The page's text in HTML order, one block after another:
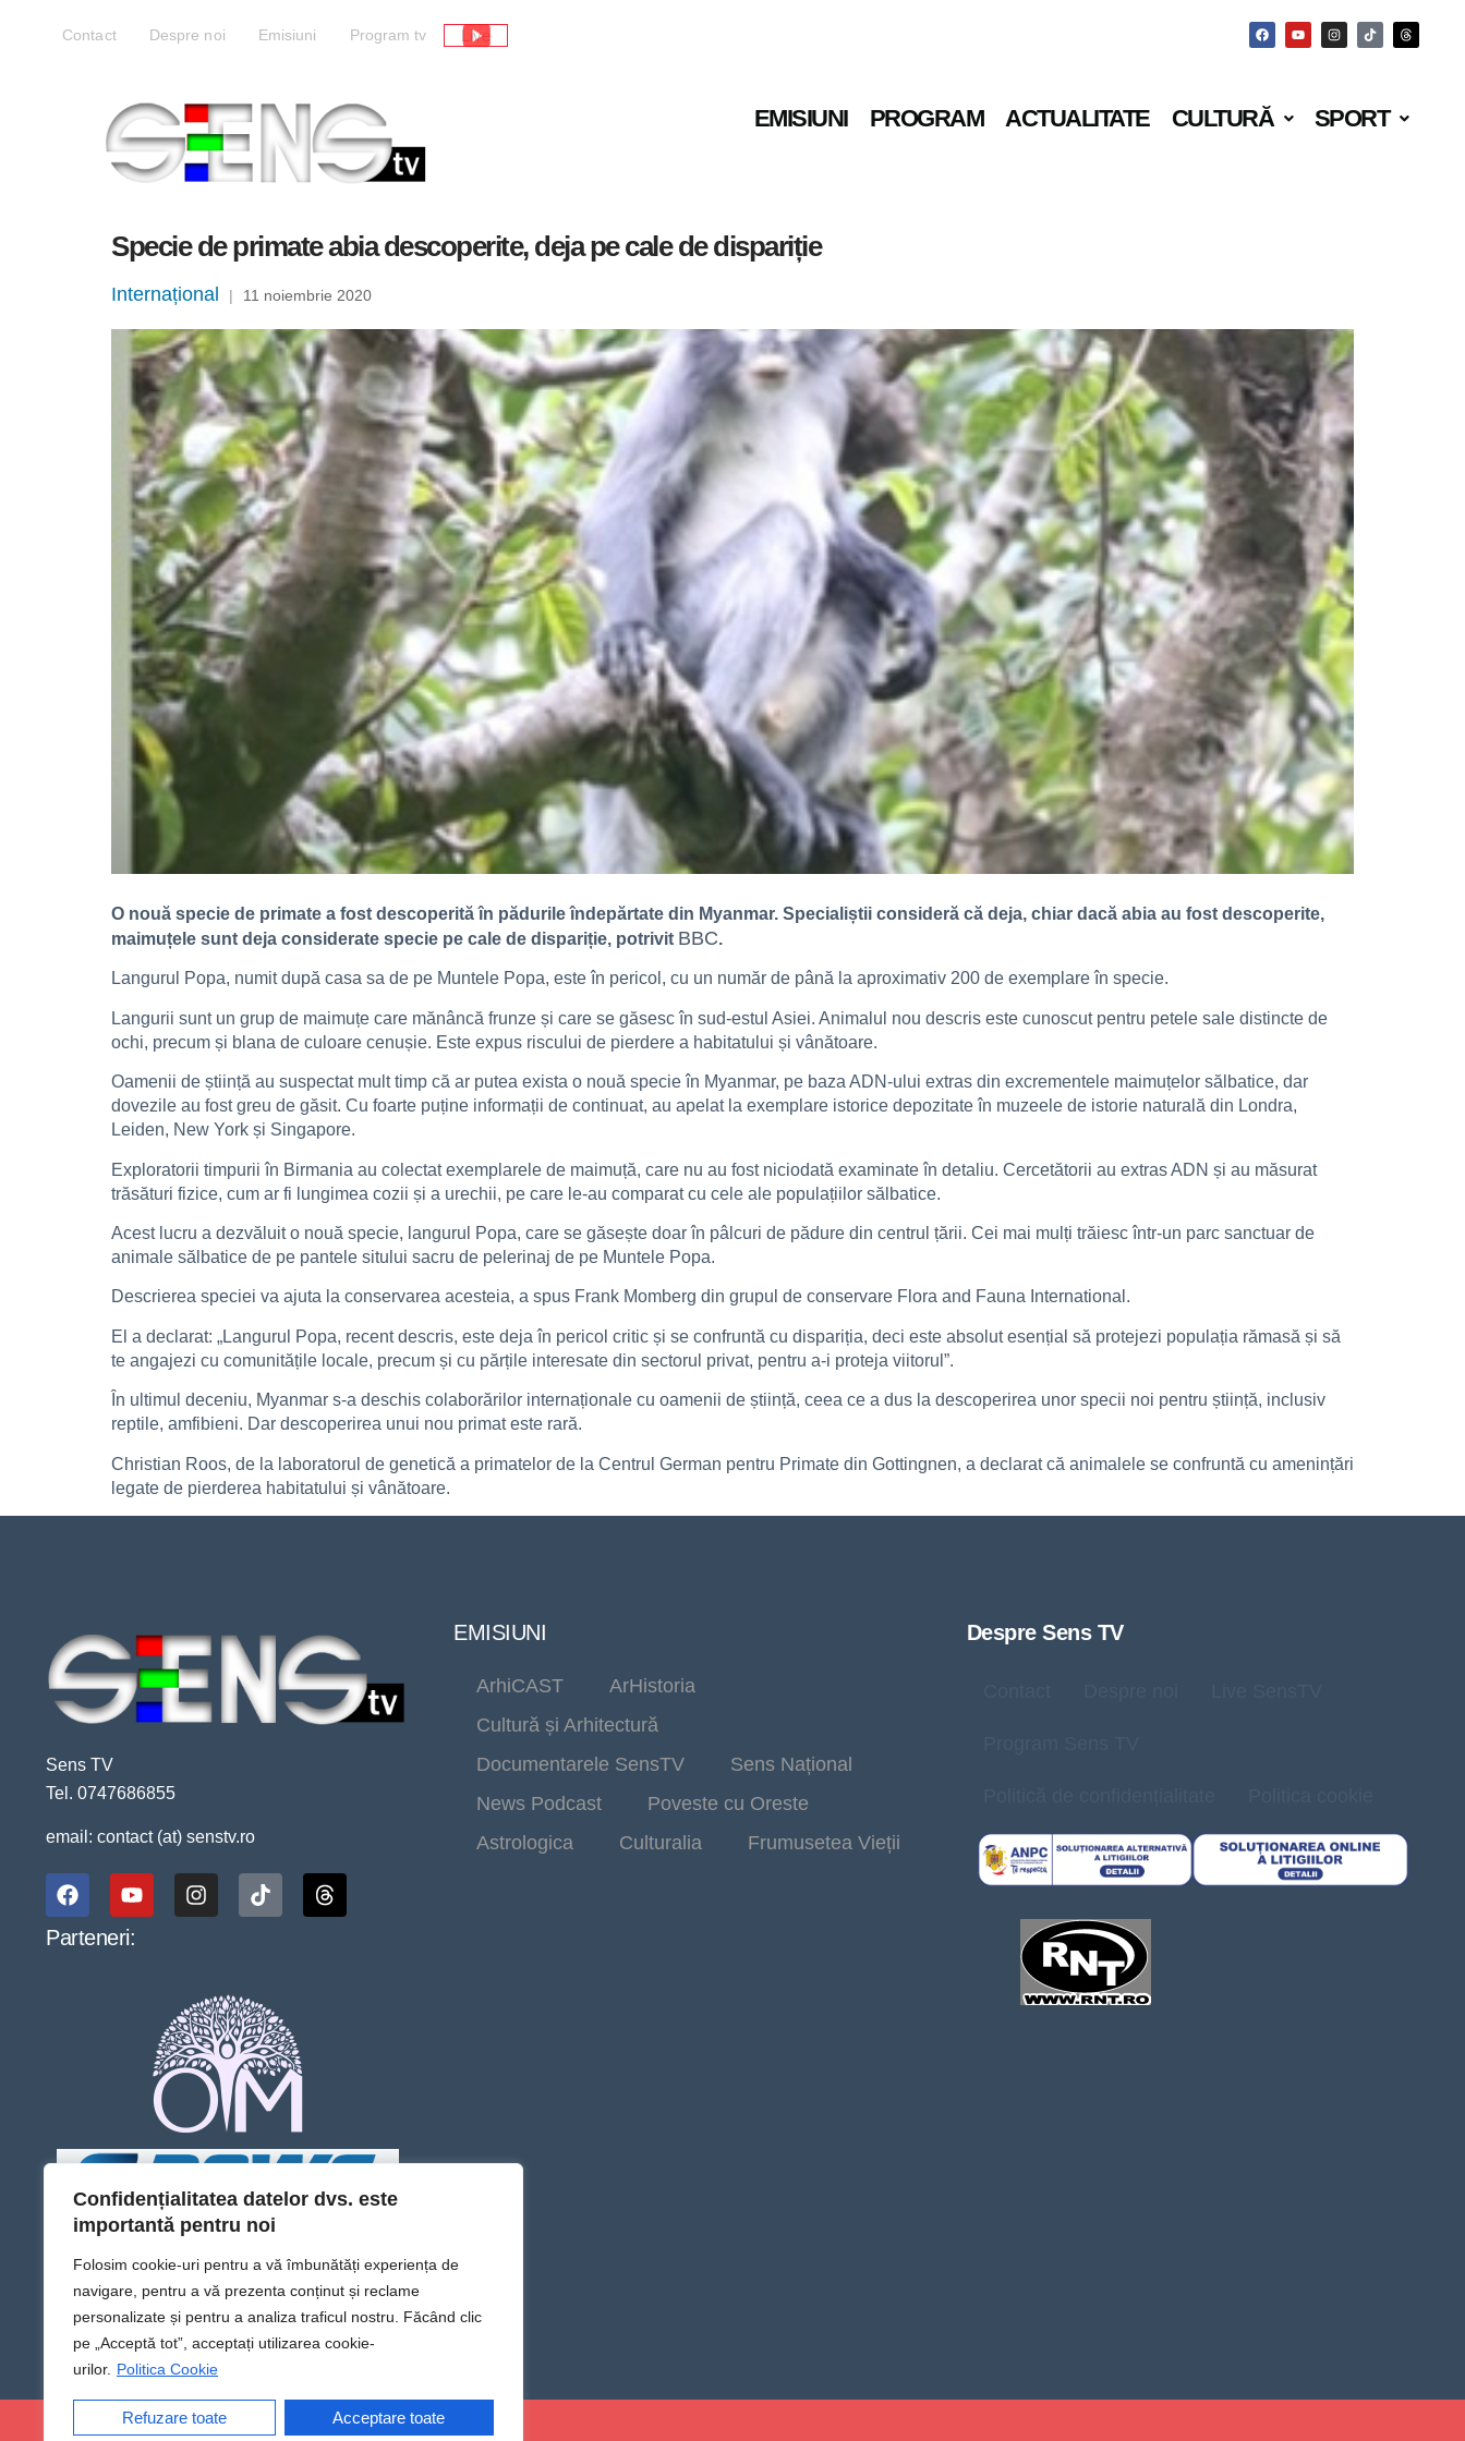
Confidențialitatea datelor dvs. este
importantă pentru noi
Folosim cookie-uri pentru a vă îmbunătăți experiența de
navigare, pentru a vă prezenta conținut și reclame
personalizate și pentru a analiza traficul nostru. Făcând clic
pe „Acceptă tot”, acceptați utilizarea cookie-
urilor. Politica Cookie
Refuzare toate Acceptare toate
Contact Despre noi Emisiuni Program tv Live
EMISIUNI PROGRAM ACTUALITATE CULTURĂ SPORT
Specie de primate abia descoperite, deja pe cale de dispariție
Internațional | 11 noiembrie 2020
O nouă specie de primate a fost descoperită în pădurile îndepărtate din Myanmar. Specialiștii consideră că deja, chiar dacă abia au fost descoperite,
maimuțele sunt deja considerate specie pe cale de dispariție, potrivit BBC.
Langurul Popa, numit după casa sa de pe Muntele Popa, este în pericol, cu un număr de până la aproximativ 200 de exemplare în specie.
Langurii sunt un grup de maimuțe care mănâncă frunze și care se găsesc în sud-estul Asiei. Animalul nou descris este cunoscut pentru petele sale distincte de
ochi, precum și blana de culoare cenușie. Este expus riscului de pierdere a habitatului și vânătoare.
Oamenii de știință au suspectat mult timp că ar putea exista o nouă specie în Myanmar, pe baza ADN-ului extras din excrementele maimuțelor sălbatice, dar
dovezile au fost greu de găsit. Cu foarte puține informații de continuat, au apelat la exemplare istorice depozitate în muzeele de istorie naturală din Londra,
Leiden, New York și Singapore.
Exploratorii timpurii în Birmania au colectat exemplarele de maimuță, care nu au fost niciodată examinate în detaliu. Cercetătorii au extras ADN și au măsurat
trăsături fizice, cum ar fi lungimea cozii și a urechii, pe care le-au comparat cu cele ale populațiilor sălbatice.
Acest lucru a dezvăluit o nouă specie, langurul Popa, care se găsește doar în pâlcuri de pădure din centrul țării. Cei mai mulți trăiesc într-un parc sanctuar de
animale sălbatice de pe pantele sitului sacru de pelerinaj de pe Muntele Popa.
Descrierea speciei va ajuta la conservarea acesteia, a spus Frank Momberg din grupul de conservare Flora and Fauna International.
El a declarat: „Langurul Popa, recent descris, este deja în pericol critic și se confruntă cu dispariția, deci este absolut esențial să protejezi populația rămasă și să
te angajezi cu comunitățile locale, precum și cu părțile interesate din sectorul privat, pentru a-i proteja viitorul”.
În ultimul deceniu, Myanmar s-a deschis colaborărilor internaționale cu oamenii de știință, ceea ce a dus la descoperirea unor specii noi pentru știință, inclusiv
reptile, amfibieni. Dar descoperirea unui nou primat este rară.
Christian Roos, de la laboratorul de genetică a primatelor de la Centrul German pentru Primate din Gottingnen, a declarat că animalele se confruntă cu amenințări
legate de pierderea habitatului și vânătoare.
Sens TV
Tel. 0747686855
email: contact (at) senstv.ro
Parteneri:
EMISIUNI
ArhiCAST
ArHistoria
Cultură și Arhitectură
Documentarele SensTV
Sens Național
News Podcast
Poveste cu Oreste
Astrologica
Culturalia Frumusetea Vieții
Despre Sens TV